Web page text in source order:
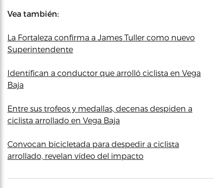
Vea también:
La Fortaleza confirma a James Tuller como nuevo
Superintendente
Identifican a conductor que arrolló ciclista en Vega
Baja
Entre sus trofeos y medallas, decenas despiden a
ciclista arrollado en Vega Baja
Convocan bicicletada para despedir a ciclista
arrollado, revelan vídeo del impacto